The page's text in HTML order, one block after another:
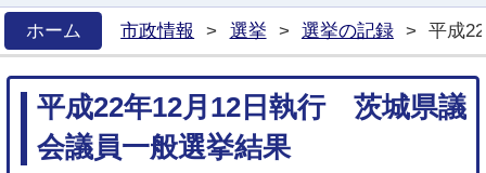
ホーム
市政情報 > 選挙 > 選挙の記録 > 平成
平成22年12月12日執行 茨城県議
会議員一般選挙結果